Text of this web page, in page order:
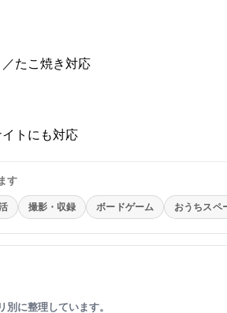
／たこ焼き対応
トにも対応
す
撮影・収録 ボードゲーム おうちスペ
に整理しています。